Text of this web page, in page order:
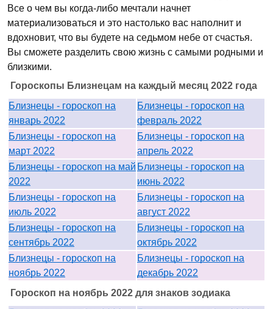
Все о чем вы когда-либо мечтали начнет
материализоваться и это настолько вас наполнит и
вдохновит, что вы будете на седьмом небе от счастья.
Вы сможете разделить свою жизнь с самыми родными и
близкими.
Гороскопы Близнецам на каждый месяц 2022 года
Близнецы - гороскоп на
январь 2022
Близнецы - гороскоп на
февраль 2022
Близнецы - гороскоп на
март 2022
Близнецы - гороскоп на
апрель 2022
Близнецы - гороскоп на май
2022
Близнецы - гороскоп на
июнь 2022
Близнецы - гороскоп на
июль 2022
Близнецы - гороскоп на
август 2022
Близнецы - гороскоп на
сентябрь 2022
Близнецы - гороскоп на
октябрь 2022
Близнецы - гороскоп на
ноябрь 2022
Близнецы - гороскоп на
декабрь 2022
Гороскоп на ноябрь 2022 для знаков зодиака